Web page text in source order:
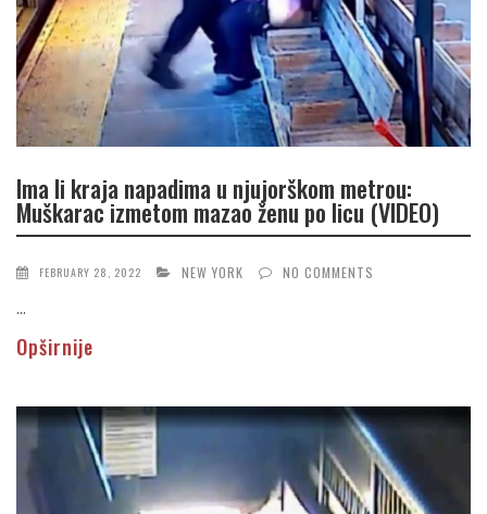
Ima li kraja napadima u njujorškom metrou:
Muškarac izmetom mazao ženu po licu (VIDEO)
FEBRUARY 28, 2022 NEW YORK NO COMMENTS
...
Opširnije